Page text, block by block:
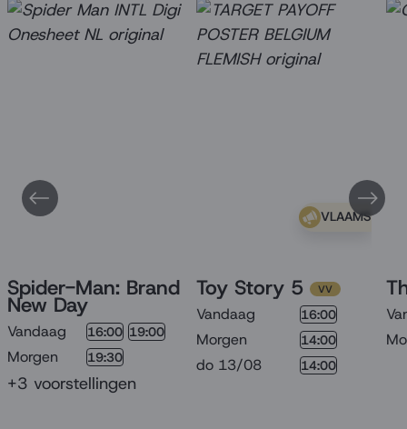
Spider-Man: Brand
New Day
Vandaag 16:00 19:00
Morgen 19:30
+3 voorstellingen
VLAAMS
Toy Story 5 VV
Vandaag 16:00
Morgen 14:00
do 13/08 14:00